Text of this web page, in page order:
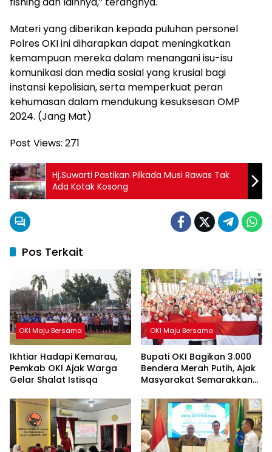
Materi yang diberikan kepada puluhan personel
Polres OKI ini diharapkan dapat meningkatkan
kemampuan mereka dalam menangani isu-isu
komunikasi dan media sosial yang krusial bagi
instansi kepolisian, serta memperkuat peran
kehumasan dalam mendukung kesuksesan OMP
2024. (Jang Mat)
Post Views: 271
Hj.Suwarti Pastikan Pilkada Musi Rawas Tak
Ada Kotak Kosong
Pos Terkait
OKI Maju Bersama
Ikhtiar Hadapi Kemarau,
Pemkab OKI Ajak Warga
Gelar Shalat Istisqa
OKI Maju Bersama
Bupati OKI Bagikan 3.000
Bendera Merah Putih, Ajak
Masyarakat Semarakkan